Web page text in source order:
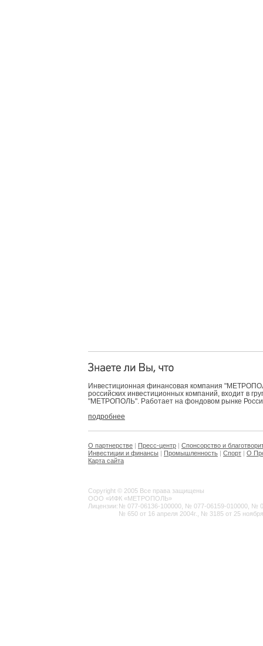
Инвестиционная финансовая компания
российских инвестиционных компаний, входит в
"МЕТРОПОЛЬ". Работает на фондовом рынке
подробнее
О партнерстве | Пресс-центр | Спонсорство и
Инвестиции и финансы | Промышленность | Спорт | О
Карта сайта
Copyright © 2005 Все права защищены
ООО «ИФК «МЕТРОПОЛЬ»
Лицензии: № 077-06136-100000, № 077-06159-010000, №
№ 650 от 16 апреля 2004г., № 3185 от 25